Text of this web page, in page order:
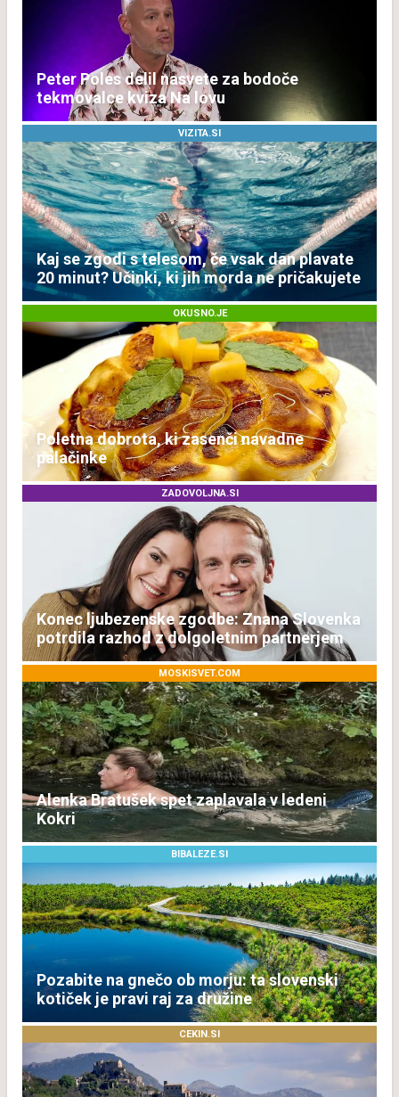
Peter Poles delil nasvete za bodoče
tekmovalce kviza Na lovu
VIZITA.SI
Kaj se zgodi s telesom, če vsak dan plavate
20 minut? Učinki, ki jih morda ne pričakujete
OKUSNO.JE
Poletna dobrota, ki zasenči navadne
palačinke
ZADOVOLJNA.SI
Konec ljubezenske zgodbe: Znana Slovenka
potrdila razhod z dolgoletnim partnerjem
MOSKISVET.COM
Alenka Bratušek spet zaplavala v ledeni
Kokri
BIBALEZE.SI
Pozabite na gnečo ob morju: ta slovenski
kotiček je pravi raj za družine
CEKIN.SI